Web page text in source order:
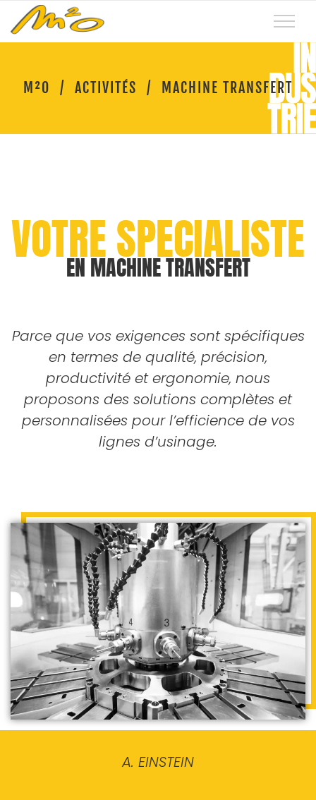
M²O / ACTIVITÉS / MACHINE TRANSFERT
VOTRE SPECIALISTE
EN MACHINE TRANSFERT
Parce que vos exigences sont spécifiques
en termes de qualité, précision,
productivité et ergonomie, nous
proposons des solutions complètes et
personnalisées pour l’efficience de vos
lignes d’usinage.
A. EINSTEIN